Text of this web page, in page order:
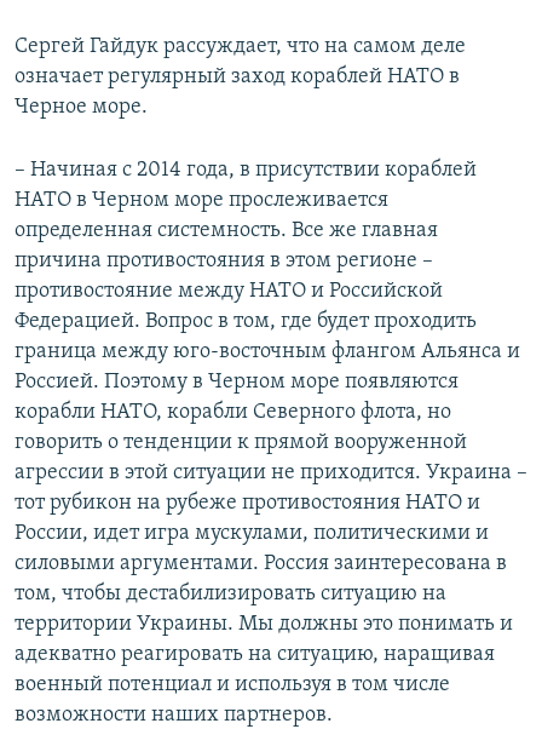
Сергей Гайдук рассуждает, что на самом деле
означает регулярный заход кораблей НАТО в
Черное море.
– Начиная с 2014 года, в присутствии кораблей
НАТО в Черном море прослеживается
определенная системность. Все же главная
причина противостояния в этом регионе –
противостояние между НАТО и Российской
Федерацией. Вопрос в том, где будет проходить
граница между юго-восточным флангом Альянса и
Россией. Поэтому в Черном море появляются
корабли НАТО, корабли Северного флота, но
говорить о тенденции к прямой вооруженной
агрессии в этой ситуации не приходится. Украина –
тот рубикон на рубеже противостояния НАТО и
России, идет игра мускулами, политическими и
силовыми аргументами. Россия заинтересована в
том, чтобы дестабилизировать ситуацию на
территории Украины. Мы должны это понимать и
адекватно реагировать на ситуацию, наращивая
военный потенциал и используя в том числе
возможности наших партнеров.